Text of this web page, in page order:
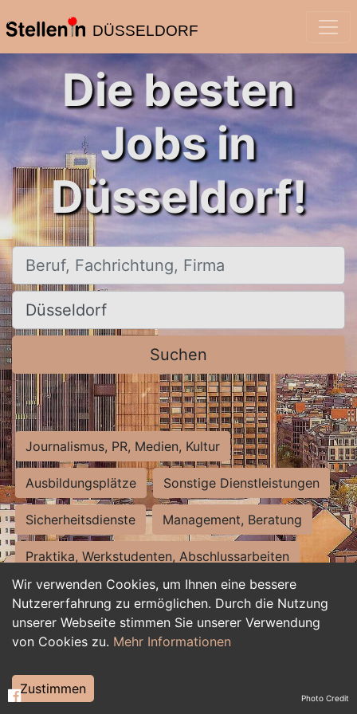
DÜSSELDORF
Wir verwenden Cookies, um Ihnen eine bessere
Nutzererfahrung zu ermöglichen. Durch die Nutzung
unserer Webseite stimmen Sie unserer Verwendung
von Cookies zu. Mehr Informationen
Zustimmen
Die besten
Jobs in
Düsseldorf!
Beruf, Fachrichtung, Firma
Ort, Stadt
Suchen
Journalismus, PR, Medien, Kultur
Ausbildungsplätze Sonstige Dienstleistungen
Sicherheitsdienste Management, Beratung
Praktika, Werkstudenten, Abschlussarbeiten
Personalwesen Assistenz, Sekretariat
Hilfskräfte, Aushilfs- und Nebenjobs
Weiterbildung, Studium, duale Ausbildung Photo Credit